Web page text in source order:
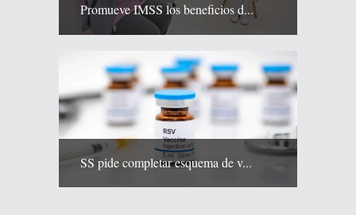
Promueve IMSS los beneficios d...
SS pide completar esquema de v...